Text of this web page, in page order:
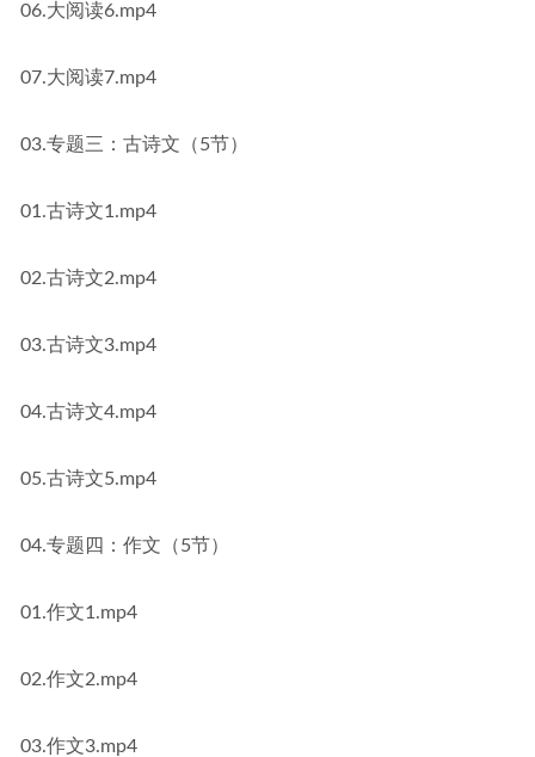
06.大阅读6.mp4
07.大阅读7.mp4
03.专题三：古诗文（5节）
01.古诗文1.mp4
02.古诗文2.mp4
03.古诗文3.mp4
04.古诗文4.mp4
05.古诗文5.mp4
04.专题四：作文（5节）
01.作文1.mp4
02.作文2.mp4
03.作文3.mp4